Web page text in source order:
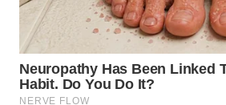
WN
SULUT
WN